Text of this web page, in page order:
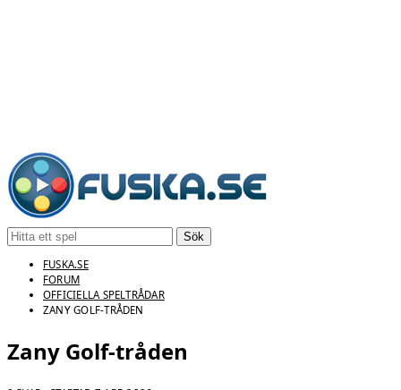
Sök
FUSKA.SE
FORUM
OFFICIELLA SPELTRÅDAR
ZANY GOLF-TRÅDEN
Zany Golf-tråden